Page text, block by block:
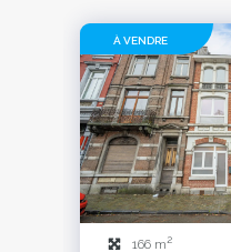
À VENDRE
166 m2